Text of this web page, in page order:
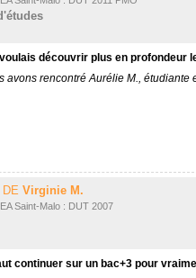
découvrir plus en profondeur
avons rencontré Aurélie M., étudiante
DE Virginie M.
Saint-Malo : DUT 2007
continuer sur un bac+3 pour